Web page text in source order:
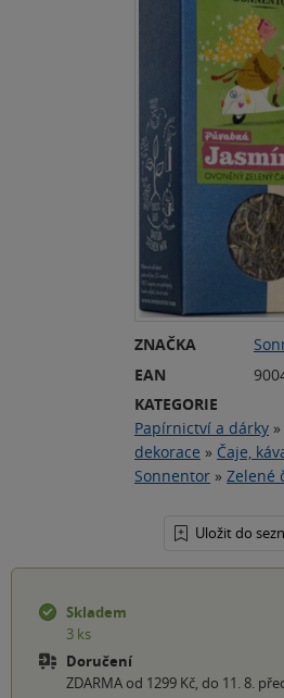
ZNAČKA
EAN
KATEGORIE
Papírnictví a dárky »
dekorace » Čaje,
Sonnentor » Zelené
Uložit do
Skladem
3 ks
Doručení
ZDARMA od 1299 Kč, do 11. 8.